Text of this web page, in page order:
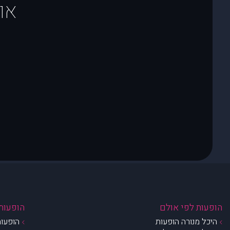
הופעות לפי אולם
היכל מנורה הופעות